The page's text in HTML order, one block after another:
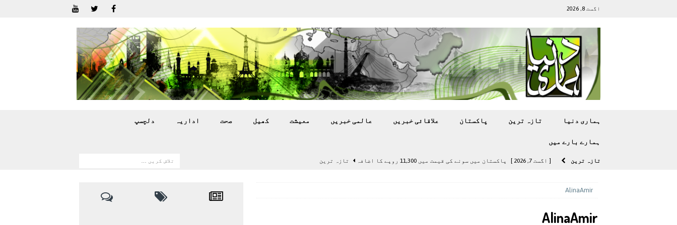
اگست 8, 2026
ہماری دنیا تازہ ترين پاکستان علاقائی خبريں عالمی خبريں معيشت کھيل صحت اداريہ دلچسپ
ہمارے بارے ميں
تازہ ترين [ اگست 7, 2026 ] پاکستان میں سونے کی قیمت میں 11,300 روپے کا اضافہ تازہ ترين
[ اگست 5, 2026 ]
AlinaAmir
AlinaAmir